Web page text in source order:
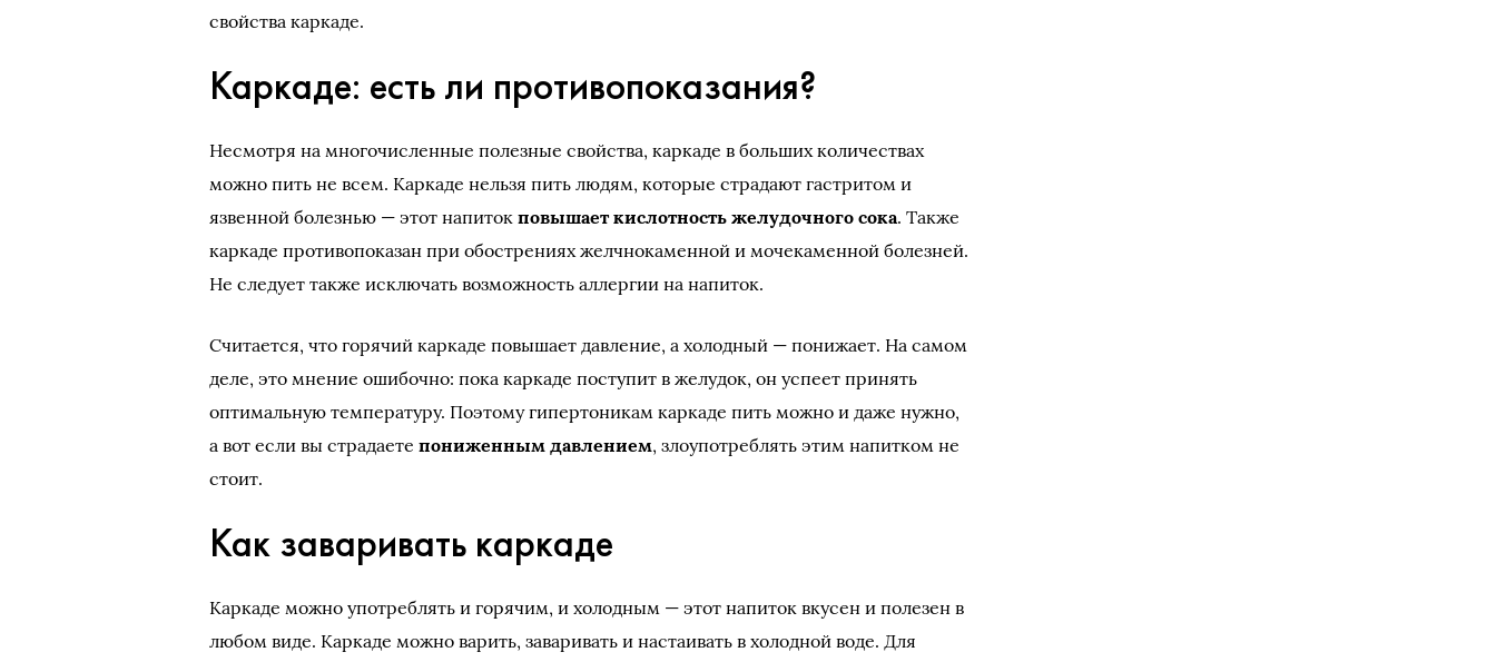
свойства каркаде.
Каркаде: есть ли противопоказания?
Несмотря на многочисленные полезные свойства, каркаде в больших количествах
можно пить не всем. Каркаде нельзя пить людям, которые страдают гастритом и
язвенной болезнью — этот напитокповышает кислотность желудочного сока. Также
каркаде противопоказан при обострениях желчнокаменной и мочекаменной болезней.
Не следует также исключать возможность аллергии на напиток.
Считается, что горячий каркаде повышает давление, а холодный — понижает. На самом
деле, это мнение ошибочно: пока каркаде поступит в желудок, он успеет принять
оптимальную температуру. Поэтому гипертоникам каркаде пить можно и даже нужно,
а вот если вы страдаетепониженным давлением, злоупотреблять этим напитком не
стоит.
Как заваривать каркаде
Каркаде можно употреблять и горячим, и холодным — этот напиток вкусен и полезен в
любом виде. Каркаде можно варить, заваривать и настаивать в холодной воде. Для